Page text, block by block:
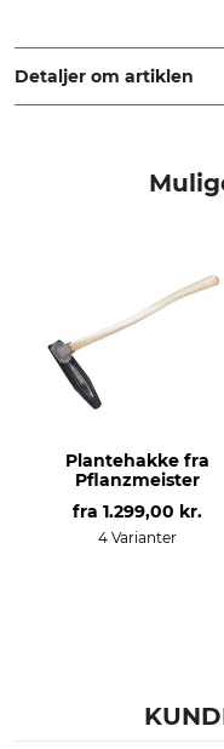
www.grube.de
Detaljer om artiklen
Plantehakke fra
Pflanzmeister
fra 1.299,00 kr.
4 Varianter